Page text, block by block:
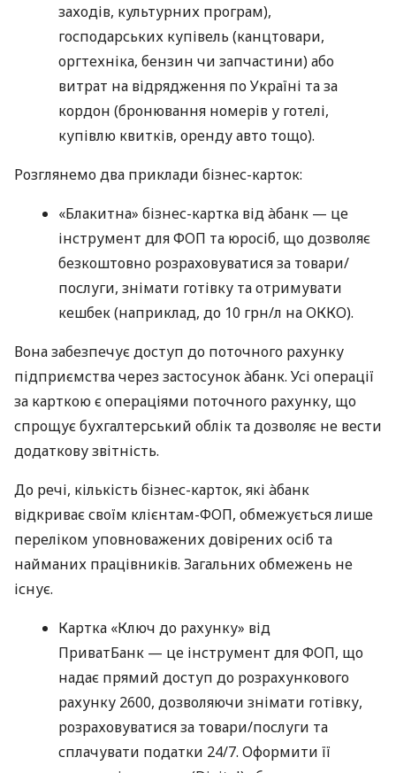
заходів, культурних програм),
господарських купівель (канцтовари,
оргтехніка, бензин чи запчастини) або
витрат на відрядження по Україні та за
кордон (бронювання номерів у готелі,
купівлю квитків, оренду авто тощо).
Розглянемо два приклади бізнес-карток:
«Блакитна» бізнес-картка від àбанк — це
інструмент для ФОП та юросіб, що дозволяє
безкоштовно розраховуватися за товари/
послуги, знімати готівку та отримувати
кешбек (наприклад, до 10 грн/л на ОККО).
Вона забезпечує доступ до поточного рахунку
підприємства через застосунок àбанк. Усі операції
за карткою є операціями поточного рахунку, що
спрощує бухгалтерський облік та дозволяє не вести
додаткову звітність.
До речі, кількість бізнес-карток, які àбанк
відкриває своїм клієнтам-ФОП, обмежується лише
переліком уповноважених довірених осіб та
найманих працівників. Загальних обмежень не
існує.
Картка «Ключ до рахунку» від
ПриватБанк — це інструмент для ФОП, що
надає прямий доступ до розрахункового
рахунку 2600, дозволяючи знімати готівку,
розраховуватися за товари/послуги та
сплачувати податки 24/7. Оформити її